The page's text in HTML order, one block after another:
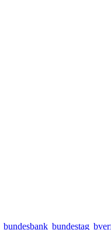
bundesbank bundestag